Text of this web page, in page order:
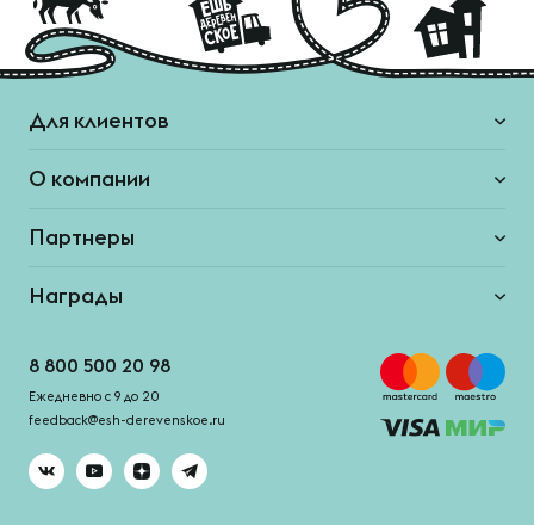
Для клиентов
О компании
Партнеры
Награды
8 800 500 20 98
Ежедневно с 9 до 20
feedback@esh-derevenskoe.ru